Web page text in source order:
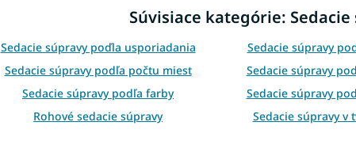
a
i
e
p
r
v
k
Súvisiace kategórie:
Sedacie súpravy poďla usporiadania Sedacie súpravy
Sedacie súpravy podľa počtu miest
Sedacie súpravy
Sedacie súpravy podľa farby
Sedacie súpravy
Rohové sedacie súpravy
Sedacie súpravy v